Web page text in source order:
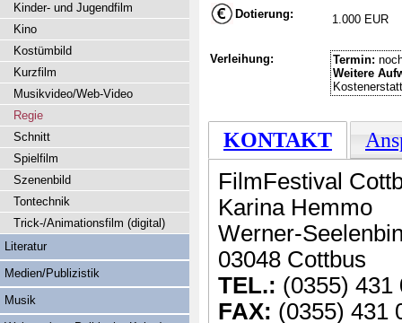
Dotierung: 1.000 EUR
Verleihung: Termin:
Weitere
KONTAKT
FilmFestival
Karina Hemmo
Werner-
03048 Cottbus
TEL.: (0355) 431
FAX: (0355) 431
Kinder- und Jugendfilm
Kino
Kostümbild
Kurzfilm
Musikvideo/Web-Video
Regie
Schnitt
Spielfilm
Szenenbild
Tontechnik
Trick-/Animationsfilm (digital)
Literatur
Medien/Publizistik
Musik